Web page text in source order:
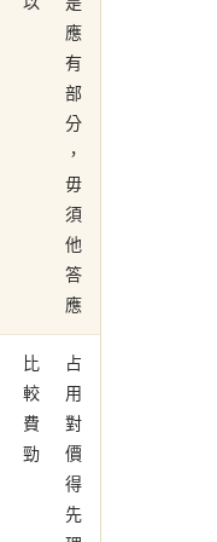
應
有
部
分
，
毋
須
他
答
應
比
較
費
勁
占
用
對
價
得
先